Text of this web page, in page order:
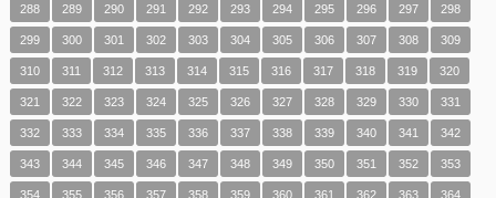
288 289 290 291 292 293 294 295 296 297 298
299 300 301 302 303 304 305 306 307 308 309
310 311 312 313 314 315 316 317 318 319 320
321 322 323 324 325 326 327 328 329 330 331
332 333 334 335 336 337 338 339 340 341 342
343 344 345 346 347 348 349 350 351 352 353
354 355 356 357 358 359 360 361 362 363 364